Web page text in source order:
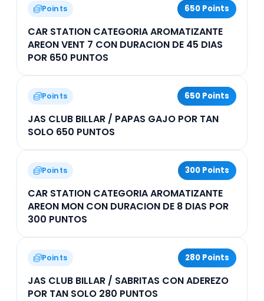
Points 650 Points
CAR STATION CATEGORIA AROMATIZANTE
AREON VENT 7 CON DURACION DE 45 DIAS
POR 650 PUNTOS
Points 650 Points
JAS CLUB BILLAR / PAPAS GAJO POR TAN
SOLO 650 PUNTOS
Points 300 Points
CAR STATION CATEGORIA AROMATIZANTE
AREON MON CON DURACION DE 8 DIAS POR
300 PUNTOS
Points 280 Points
JAS CLUB BILLAR / SABRITAS CON ADEREZO
POR TAN SOLO 280 PUNTOS